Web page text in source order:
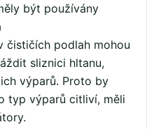
být používány
čističích podlah mohou
sliznici hltanu,
výparů. Proto by
typ výparů citliví, měli